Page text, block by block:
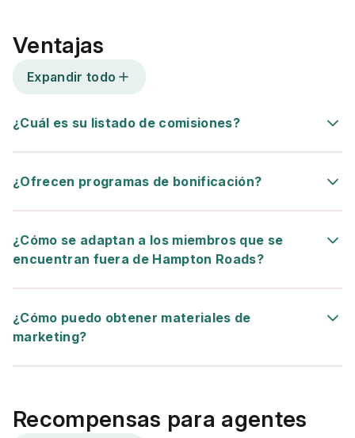
Ventajas
Expandir todo
¿Cuál es su listado de comisiones?
¿Ofrecen programas de bonificación?
¿Cómo se adaptan a los miembros que se
encuentran fuera de Hampton Roads?
¿Cómo puedo obtener materiales de
marketing?
Recompensas para agentes